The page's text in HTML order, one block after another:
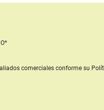
comercialesconforme su